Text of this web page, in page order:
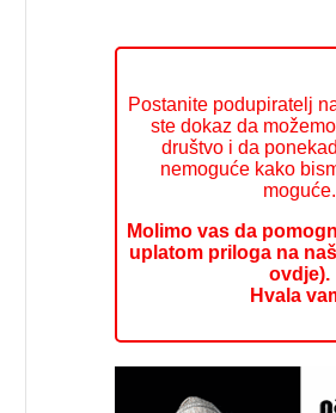
Postanite podupiratelj
ste dokaz da
društvo i da
nemoguće kako
moguće.
Molimo vas da
uplatom priloga na
ovdje).
Hvala